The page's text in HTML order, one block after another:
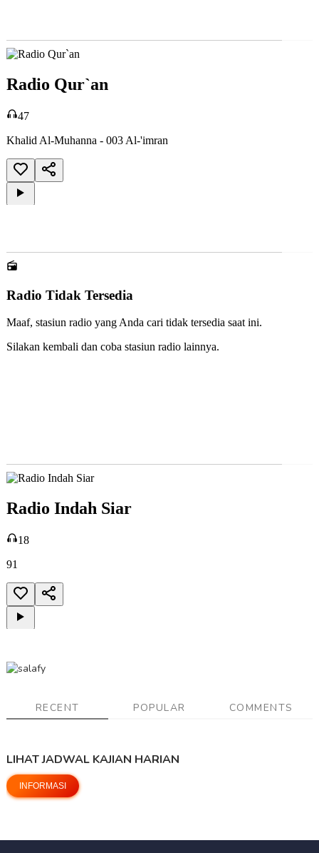
RECENT POPULAR COMMENTS
LIHAT JADWAL KAJIAN HARIAN
INFORMASI